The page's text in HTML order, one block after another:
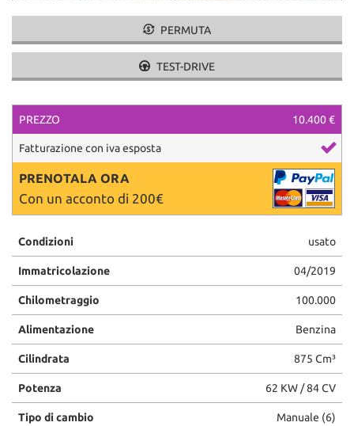
PERMUTA
TEST-DRIVE
PREZZO 10.400 €
Fatturazione con iva esposta
PRENOTALA ORA
Con un acconto di 200€
Condizioni usato
Immatricolazione 04/2019
Chilometraggio 100.000
Alimentazione Benzina
Cilindrata 875 Cm³
Potenza 62 KW / 84 CV
Tipo di cambio Manuale (6)